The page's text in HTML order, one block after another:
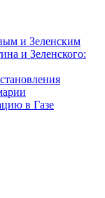
и Зеленским
и Зеленского:
в Газе